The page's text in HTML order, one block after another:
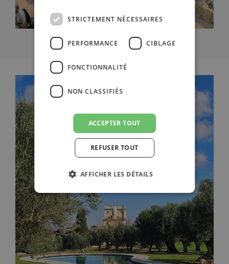
STRICTEMENT NÉCESSAIRES
PERFORMANCE CIBLAGE
FONCTIONNALITÉ
NON CLASSIFIÉS
ACCEPTER TOUT
REFUSER TOUT
AFFICHER LES DÉTAILS